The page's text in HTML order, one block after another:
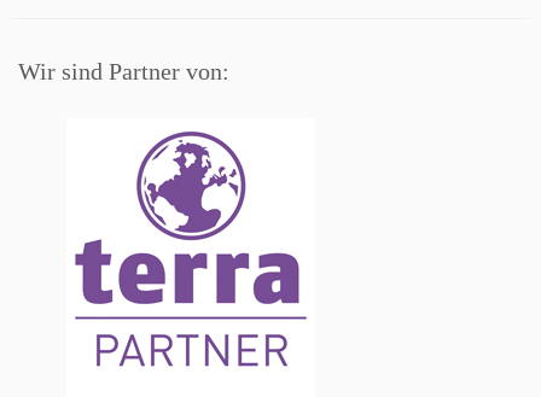
Wir sind Partner von: